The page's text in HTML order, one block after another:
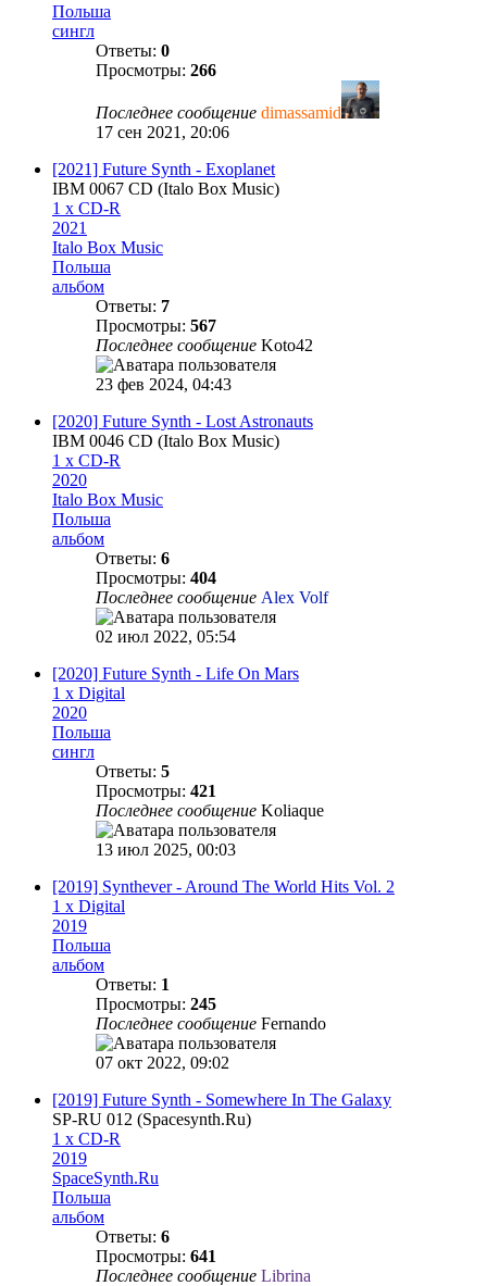
Польша
сингл
Ответы: 0
Просмотры: 266
Последнее сообщение dimassamid
17 сен 2021, 20:06
[2021] Future Synth - Exoplanet
IBM 0067 CD (Italo Box Music)
1 x CD-R
2021
Italo Box Music
Польша
альбом
Ответы: 7
Просмотры: 567
Последнее сообщение Koto42
23 фев 2024, 04:43
[2020] Future Synth - Lost Astronauts
IBM 0046 CD (Italo Box Music)
1 x CD-R
2020
Italo Box Music
Польша
альбом
Ответы: 6
Просмотры: 404
Последнее сообщение Alex Volf
02 июл 2022, 05:54
[2020] Future Synth - Life On Mars
1 x Digital
2020
Польша
сингл
Ответы: 5
Просмотры: 421
Последнее сообщение Koliaque
13 июл 2025, 00:03
[2019] Synthever - Around The World Hits Vol. 2
1 x Digital
2019
Польша
альбом
Ответы: 1
Просмотры: 245
Последнее сообщение Fernando
07 окт 2022, 09:02
[2019] Future Synth - Somewhere In The Galaxy
SP-RU 012 (Spacesynth.Ru)
1 x CD-R
2019
SpaceSynth.Ru
Польша
альбом
Ответы: 6
Просмотры: 641
Последнее сообщение Librina